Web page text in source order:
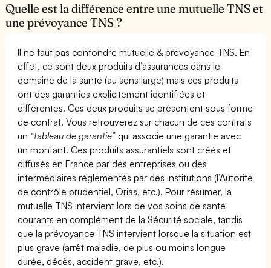
Quelle est la différence entre une mutuelle TNS et
une prévoyance TNS ?
Il ne faut pas confondre mutuelle & prévoyance TNS. En
effet, ce sont deux produits d’assurances dans le
domaine de la santé (au sens large) mais ces produits
ont des garanties explicitement identifiées et
différentes. Ces deux produits se présentent sous forme
de contrat. Vous retrouverez sur chacun de ces contrats
un “tableau de garantie” qui associe une garantie avec
un montant. Ces produits assurantiels sont créés et
diffusés en France par des entreprises ou des
intermédiaires réglementés par des institutions (l’Autorité
de contrôle prudentiel, Orias, etc.). Pour résumer, la
mutuelle TNS intervient lors de vos soins de santé
courants en complément de la Sécurité sociale, tandis
que la prévoyance TNS intervient lorsque la situation est
plus grave (arrêt maladie, de plus ou moins longue
durée, décès, accident grave, etc.).